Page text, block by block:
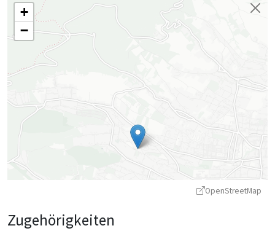
+
−
OpenStreetMap
Zugehörigkeiten